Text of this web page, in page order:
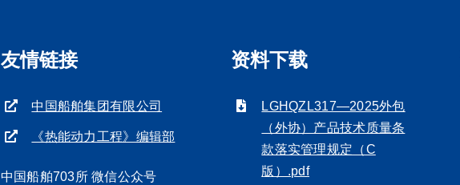
友情链接
中国船舶集团有限公司
《热能动力工程》编辑部
中国船舶703所 微信公众号
资料下载
LGHQZL317—2025外包
（外协）产品技术质量条
款落实管理规定（C
版）.pdf